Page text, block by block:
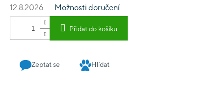
12.8.2026 Možnosti doručení
Přidat do košíku
Zeptat se Hlídat